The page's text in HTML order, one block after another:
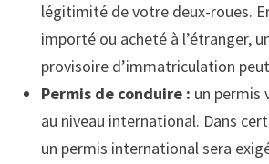
légitimité de votre deux-roues.
importé ou acheté à l’étranger,
provisoire d’immatriculation
Permis de conduire : un permis
au niveau international. Dans
un permis international sera